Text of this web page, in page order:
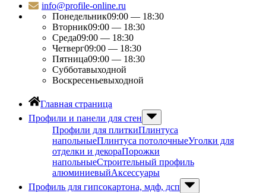
info@profile-online.ru
Понедельник09:00 — 18:30
Вторник09:00 — 18:30
Среда09:00 — 18:30
Четверг09:00 — 18:30
Пятница09:00 — 18:30
Субботавыходной
Воскресеньевыходной
Главная страница
Профили и панели для стен
Профили для плиткиПлинтуса
напольныеПлинтуса потолочныеУголки для
отделки и декораПорожки
напольныеСтроительный профиль
алюминиевыйАксессуары
Профиль для гипсокартона, мдф, дсп